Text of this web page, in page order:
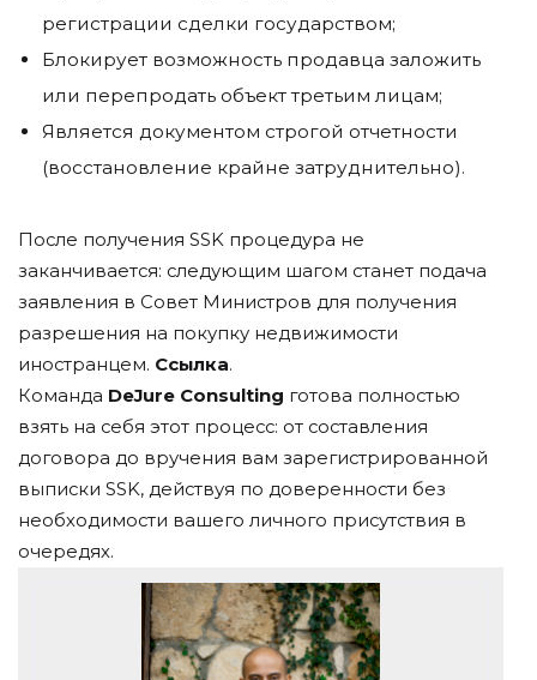
регистрации сделки государством;
Блокирует возможность продавца заложить
или перепродать объект третьим лицам;
Является документом строгой отчетности
(восстановление крайне затруднительно).
После получения SSK процедура не
заканчивается: следующим шагом станет подача
заявления в Совет Министров для получения
разрешения на покупку недвижимости
иностранцем. Ссылка.
Команда DeJure Consulting готова полностью
взять на себя этот процесс: от составления
договора до вручения вам зарегистрированной
выписки SSK, действуя по доверенности без
необходимости вашего личного присутствия в
очередях.